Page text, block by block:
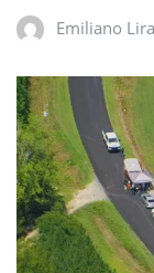
Emiliano Lira